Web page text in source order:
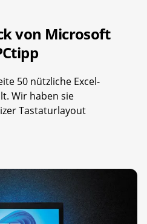
von Microsoft
50 nützliche Excel-
Wir haben sie
Tastaturlayout